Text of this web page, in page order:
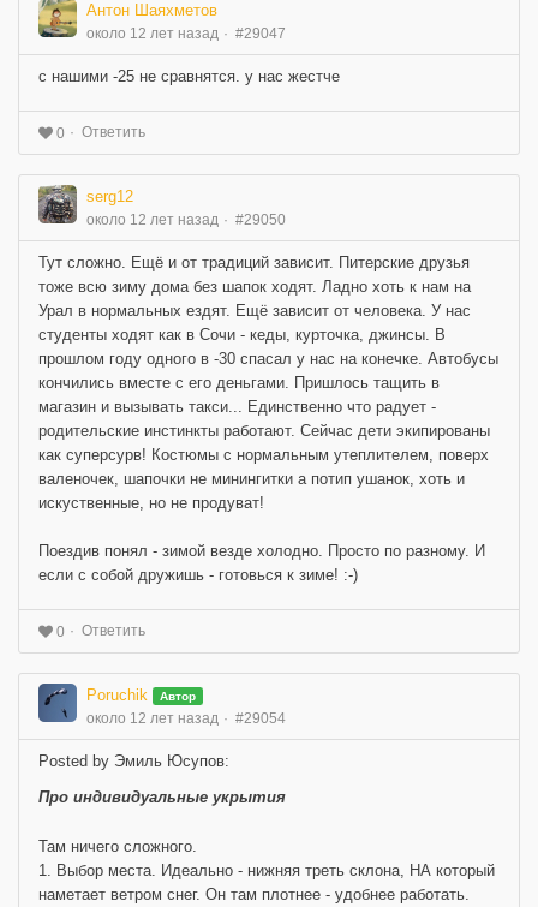
Антон Шаяхметов
около 12 лет назад #29047
с нашими -25 не сравнятся. у нас жестче
0 Ответить
serg12
около 12 лет назад #29050
Тут сложно. Ещё и от традиций зависит. Питерские друзья
тоже всю зиму дома без шапок ходят. Ладно хоть к нам на
Урал в нормальных ездят. Ещё зависит от человека. У нас
студенты ходят как в Сочи - кеды, курточка, джинсы. В
прошлом году одного в -30 спасал у нас на конечке. Автобусы
кончились вместе с его деньгами. Пришлось тащить в
магазин и вызывать такси... Единственно что радует -
родительские инстинкты работают. Сейчас дети экипированы
как суперсурв! Костюмы с нормальным утеплителем, поверх
валеночек, шапочки не минингитки а потип ушанок, хоть и
искуственные, но не продуват!
Поездив понял - зимой везде холодно. Просто по разному. И
если с собой дружишь - готовься к зиме! :-)
0 Ответить
Poruchik Автор
около 12 лет назад #29054
Posted by Эмиль Юсупов:
Про индивидуальные укрытия
Там ничего сложного.
1. Выбор места. Идеально - нижняя треть склона, НА который
наметает ветром снег. Он там плотнее - удобнее работать.